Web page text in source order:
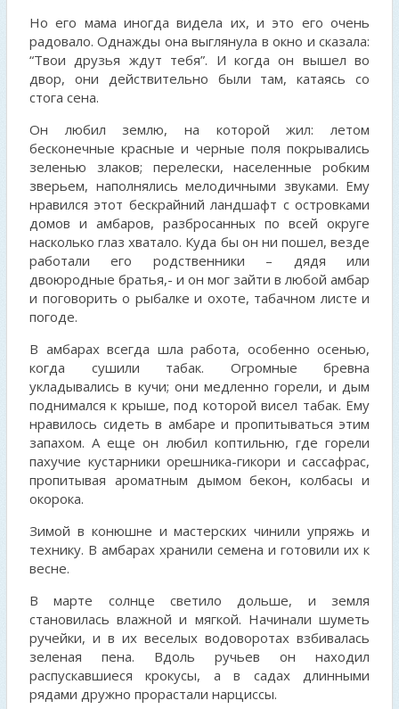
Но его мама иногда видела их, и это его очень
радовало. Однажды она выглянула в окно и сказала:
“Твои друзья ждут тебя”. И когда он вышел во
двор, они действительно были там, катаясь со
стога сена.
Он любил землю, на которой жил: летом
бесконечные красные и черные поля покрывались
зеленью злаков; перелески, населенные робким
зверьем, наполнялись мелодичными звуками. Ему
нравился этот бескрайний ландшафт с островками
домов и амбаров, разбросанных по всей округе
насколько глаз хватало. Куда бы он ни пошел, везде
работали его родственники – дядя или
двоюродные братья,- и он мог зайти в любой амбар
и поговорить о рыбалке и охоте, табачном листе и
погоде.
В амбарах всегда шла работа, особенно осенью,
когда сушили табак. Огромные бревна
укладывались в кучи; они медленно горели, и дым
поднимался к крыше, под которой висел табак. Ему
нравилось сидеть в амбаре и пропитываться этим
запахом. А еще он любил коптильню, где горели
пахучие кустарники орешника-гикори и сассафрас,
пропитывая ароматным дымом бекон, колбасы и
окорока.
Зимой в конюшне и мастерских чинили упряжь и
технику. В амбарах хранили семена и готовили их к
весне.
В марте солнце светило дольше, и земля
становилась влажной и мягкой. Начинали шуметь
ручейки, и в их веселых водоворотах взбивалась
зеленая пена. Вдоль ручьев он находил
распускавшиеся крокусы, а в садах длинными
рядами дружно прорастали нарциссы.